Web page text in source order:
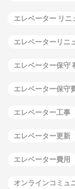
エレベーター リニ
エレベーターリニ
エレベーター保守
エレベーター保守
エレベーター工事
エレベーター更新
エレベーター費用
オンラインコミュ